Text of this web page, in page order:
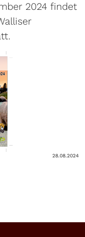
2024 findet
28.08.2024